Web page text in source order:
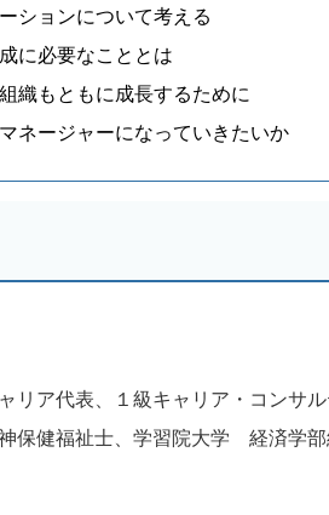
ションについて考える
に必要なこととは
織もともに成長するために
ネージャーになっていきたいか
リア代表、１級キャリア・コンサ
保健福祉士、学習院大学 経済学